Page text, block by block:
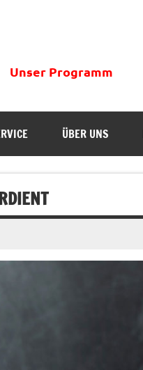
Unser Programm
ÜBER UNS